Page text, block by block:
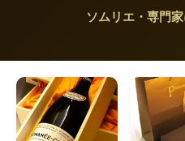
ソムリエ・専門